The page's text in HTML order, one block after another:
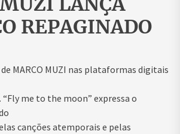
REPAGINADO
MARCO MUZI nas plataformas digitais
“Fly me to the moon” expressa o
canções atemporais e pelas